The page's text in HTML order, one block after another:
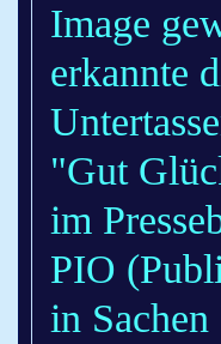
Image
erkannte
"Gut
im
PIO
in